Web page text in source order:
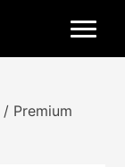
/ Premium